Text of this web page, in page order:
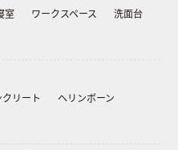
室 ワークスペース
洗面台
クリート
ヘリンボーン